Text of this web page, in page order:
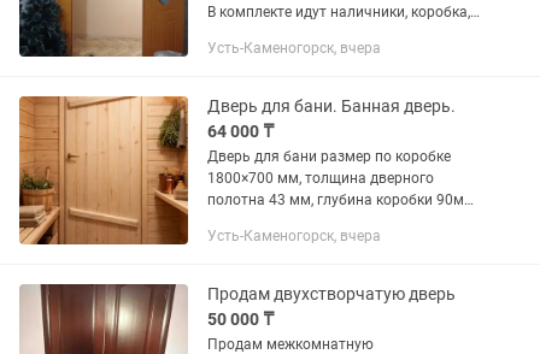
В комплекте идут наличники, коробка,
Усть-Каменогорск, вчера
Дверь для бани. Банная дверь.
64 000 ₸
Дверь для бани размер по коробке
1800×700 мм, толщина дверного
полотна 43 мм, глубина коробки 90мм.
Материал сухая российская сосна.
Усть-Каменогорск, вчера
Продам двухстворчатую дверь
50 000 ₸
Продам межкомнатную